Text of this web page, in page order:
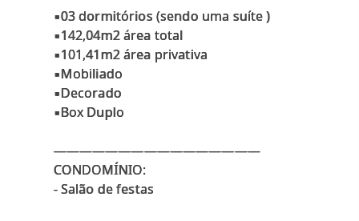
▪️03 dormitórios (sendo uma suíte )
▪️142,04m2 área total
▪️101,41m2 área privativa
▪️Mobiliado
▪️Decorado
▪️Box Duplo
————————————————
CONDOMÍNIO: